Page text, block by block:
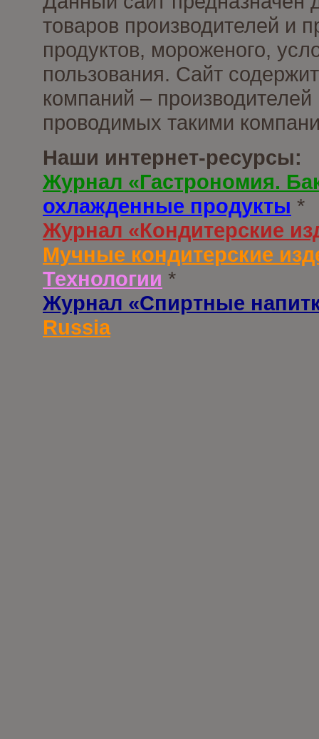
товаров производителей и
продуктов, мороженого,
пользования. Сайт
компаний –
проводимых такими
Наши интернет-ресурсы:
Журнал «Гастрономия.
охлажденные продукты *
Журнал «Кондитерские
Мучные кондитерские
Технологии *
Журнал «Спиртные
Russia